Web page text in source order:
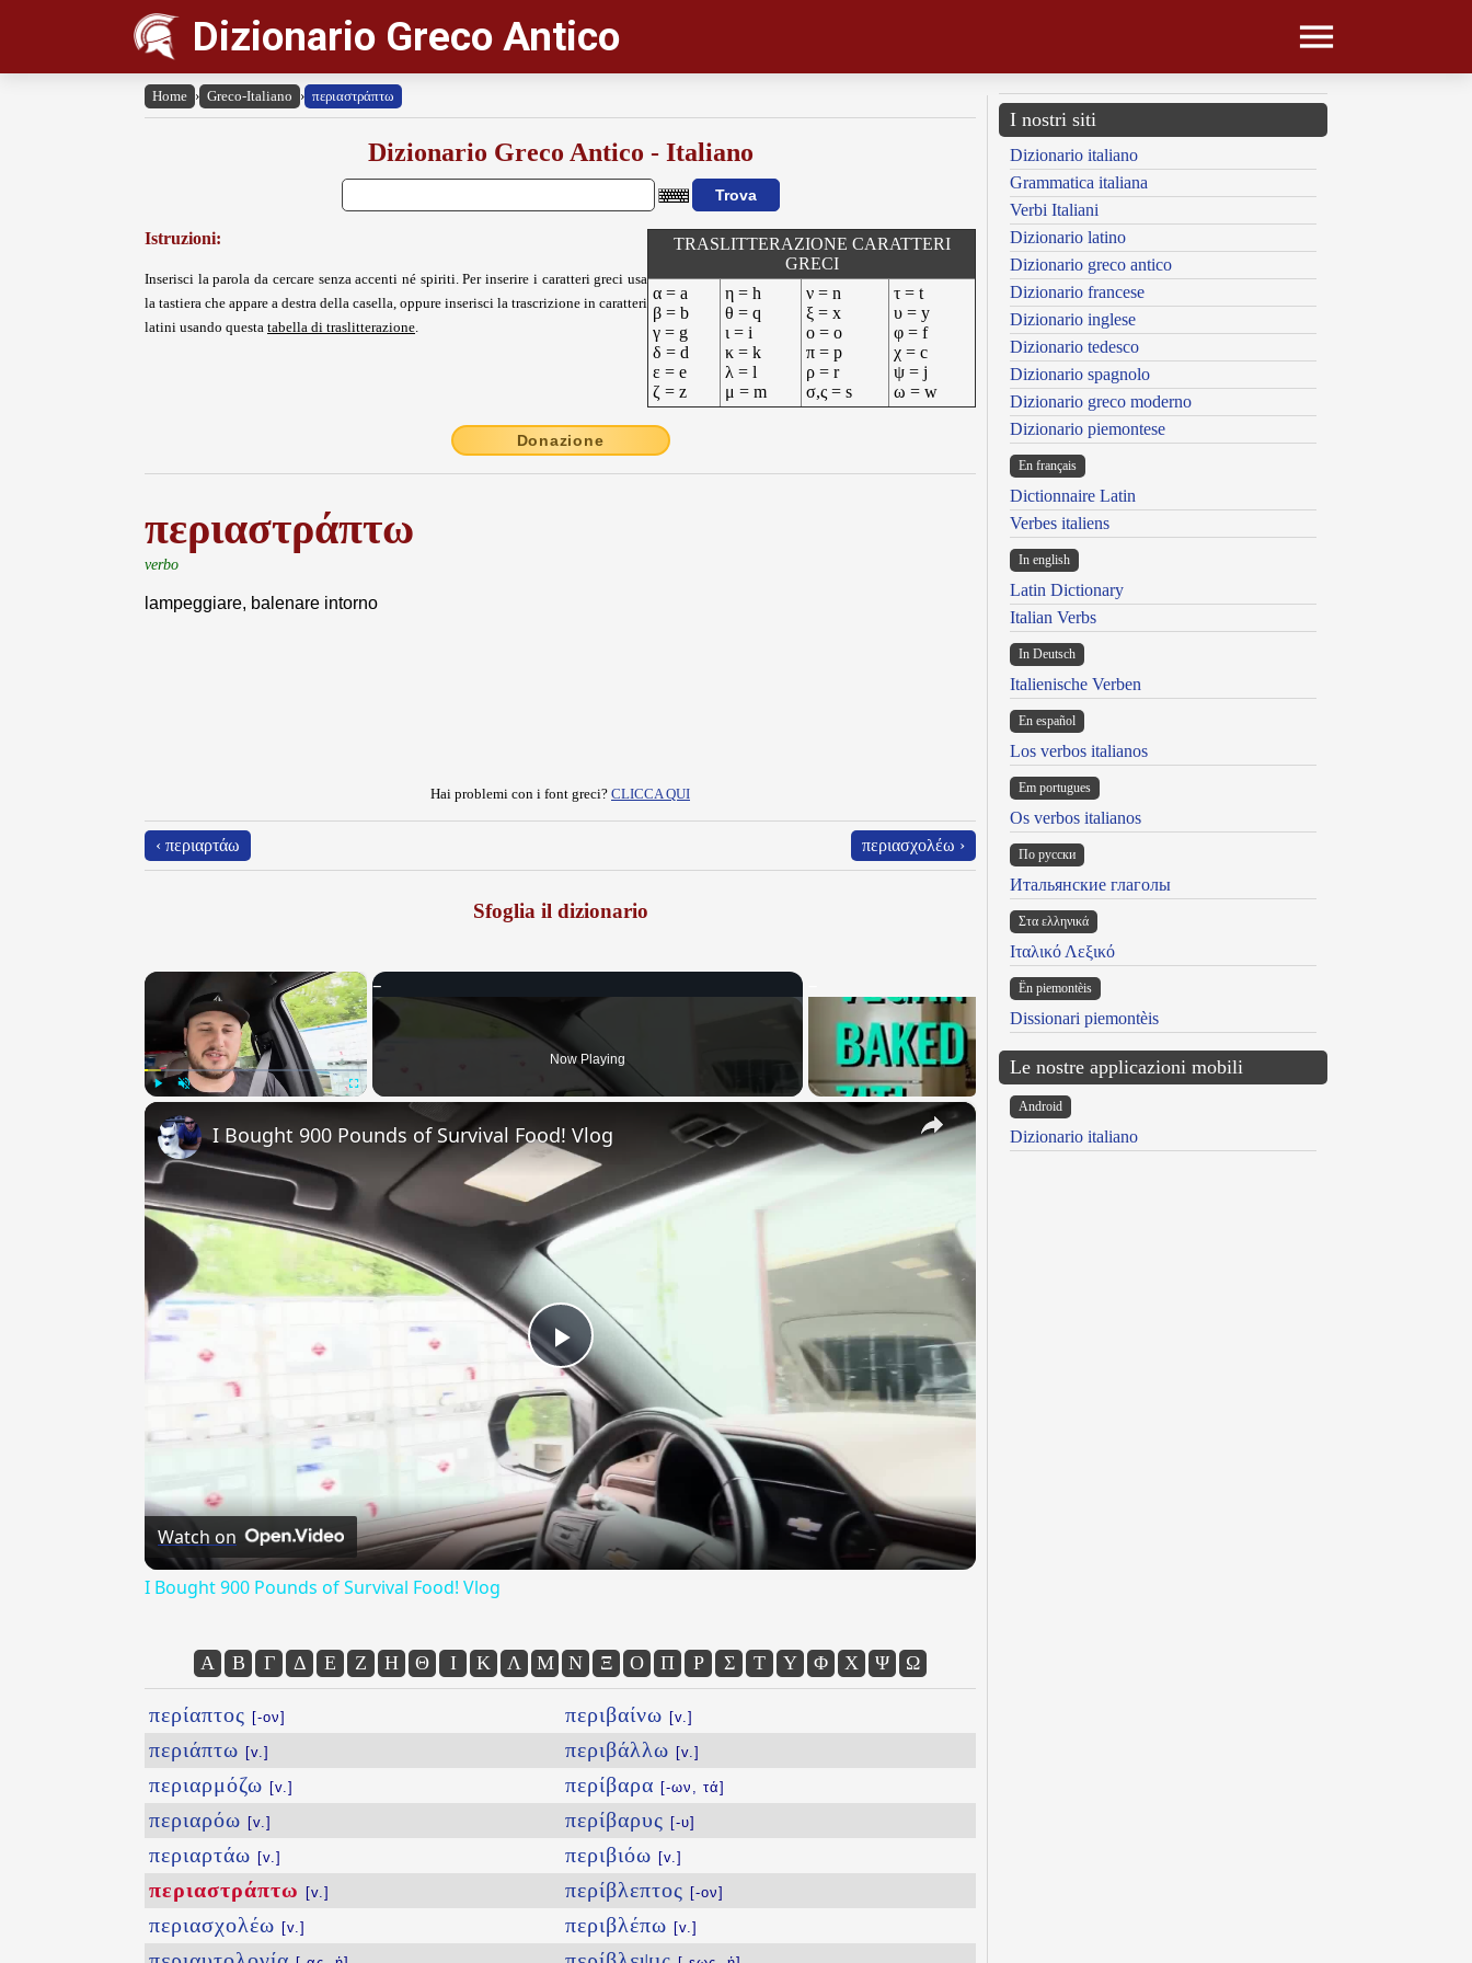
Dizionario Greco Antico
Home › Greco-Italiano › περιαστράπτω
Dizionario Greco Antico - Italiano
Istruzioni:
Inserisci la parola da cercare senza accenti né spiriti. Per inserire i caratteri greci usa
la tastiera che appare a destra della casella, oppure inserisci la trascrizione in caratteri
latini usando questa tabella di traslitterazione.
TRASLITTERAZIONE CARATTERI
GRECI
α = a
β = b
γ = g
δ = d
ε = e
ζ = z
η = h
θ = q
ι = i
κ = k
λ = l
μ = m
ν = n
ξ = x
ο = o
π = p
ρ = r
σ,ς = s
τ = t
υ = y
φ = f
χ = c
ψ = j
ω = w
Donazione
περιαστράπτω
verbo
lampeggiare, balenare intorno
Hai problemi con i font greci? CLICCA QUI
‹ περιαρτάω περιασχολέω ›
Sfoglia il dizionario
×
Now Playing
×
Play
Video
I Bought 900 Pounds of Survival Food! Vlog
Watch on
I Bought 900 Pounds of Survival Food! Vlog
Α Β Γ Δ Ε Ζ Η Θ Ι Κ Λ Μ Ν Ξ Ο Π Ρ Σ Τ Υ Φ Χ Ψ Ω
περίαπτος [-ον]
περιάπτω [v.]
περιαρμόζω [v.]
περιαρόω [v.]
περιαρτάω [v.]
περιαστράπτω [v.]
περιασχολέω [v.]
περιβαίνω [v.]
περιβάλλω [v.]
περίβαρα [-ων, τά]
περίβαρυς [-υ]
περιβιόω [v.]
περίβλεπτος [-ον]
περιβλέπω [v.]
I nostri siti
Dizionario italiano
Grammatica italiana
Verbi Italiani
Dizionario latino
Dizionario greco antico
Dizionario francese
Dizionario inglese
Dizionario tedesco
Dizionario spagnolo
Dizionario greco moderno
Dizionario piemontese
En français
Dictionnaire Latin
Verbes italiens
In english
Latin Dictionary
Italian Verbs
In Deutsch
Italienische Verben
En español
Los verbos italianos
Em portugues
Os verbos italianos
По русски
Итальянские глаголы
Στα ελληνικά
Ιταλικό Λεξικό
Ën piemontèis
Dissionari piemontèis
Le nostre applicazioni mobili
Android
Dizionario italiano